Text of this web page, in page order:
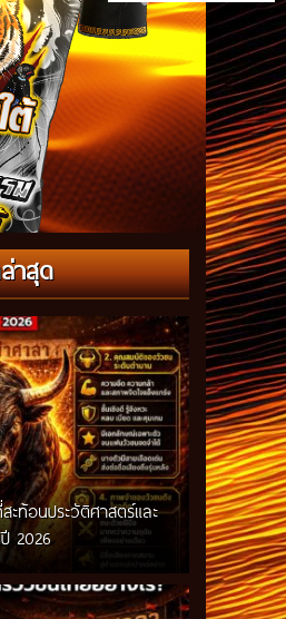
าสุด
ะท้อนประวัติศาสตร์และ
2026